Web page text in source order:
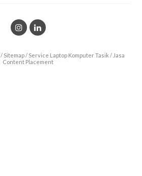
/ Sitemap/ Service Laptop Komputer Tasik / Jasa
Content Placement